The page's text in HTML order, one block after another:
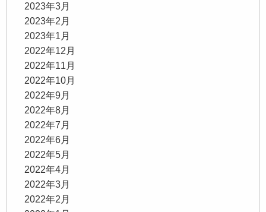
2023年3月
2023年2月
2023年1月
2022年12月
2022年11月
2022年10月
2022年9月
2022年8月
2022年7月
2022年6月
2022年5月
2022年4月
2022年3月
2022年2月